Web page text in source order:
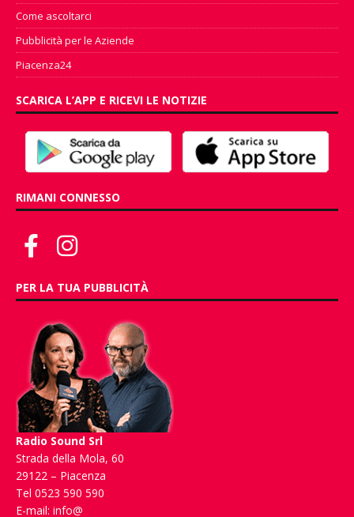
Come ascoltarci
Pubblicità per le Aziende
Piacenza24
SCARICA L’APP E RICEVI LE NOTIZIE
RIMANI CONNESSO
PER LA TUA PUBBLICITÀ
Radio Sound Srl
Strada della Mola, 60
29122 – Piacenza
Tel 0523 590 590
E-mail: info@